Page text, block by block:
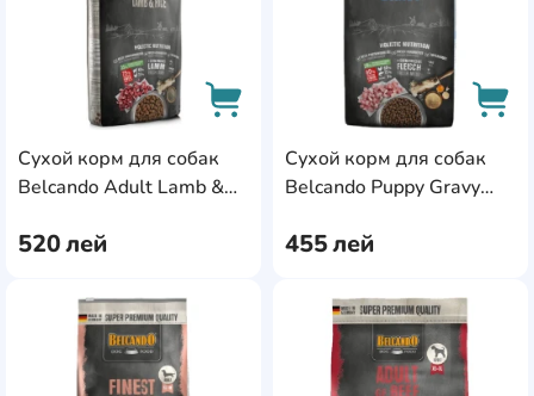
Сухой корм для собак
Belcando Adult Lamb &
520лей
AddCardToCart
Сухой корм для собак
Belcando Puppy Gravy
455лей
AddCardToFavourite